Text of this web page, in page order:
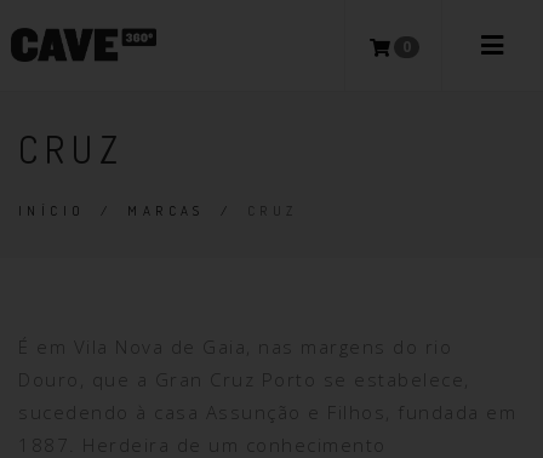
0
CRUZ
INÍCIO / MARCAS / CRUZ
É em Vila Nova de Gaia, nas margens do rio
Douro, que a Gran Cruz Porto se estabelece,
sucedendo à casa Assunção e Filhos, fundada em
1887. Herdeira de um conhecimento